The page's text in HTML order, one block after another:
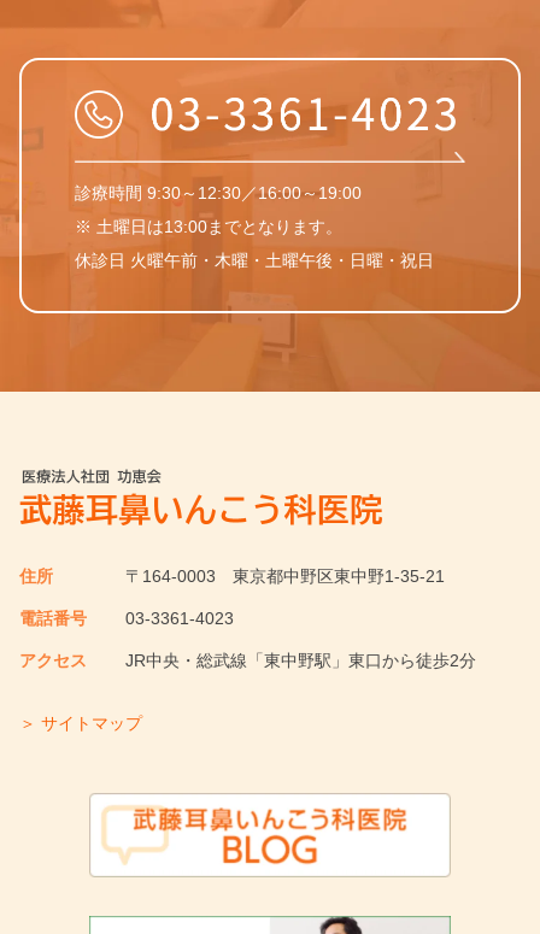
診療時間 9:30～12:30／16:00～19:00
※ 土曜日は13:00までとなります。
休診日 火曜午前・木曜・土曜午後・日曜・祝日
住所 〒164-0003 東京都中野区東中野1-35-21
電話番号 03-3361-4023
アクセス JR中央・総武線「東中野駅」東口から徒歩2分
＞ サイトマップ